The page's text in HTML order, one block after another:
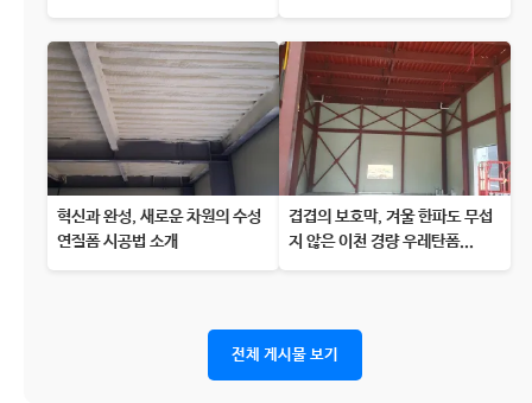
혁신과 완성, 새로운 차원의 수성
연질폼 시공법 소개
겹겹의 보호막, 겨울 한파도 무섭
지 않은 이천 경량 우레탄폼...
전체 게시물 보기